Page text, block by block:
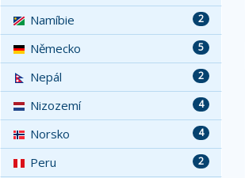
2
Namíbie
5
Německo
2
Nepál
4
Nizozemí
4
Norsko
2
Peru